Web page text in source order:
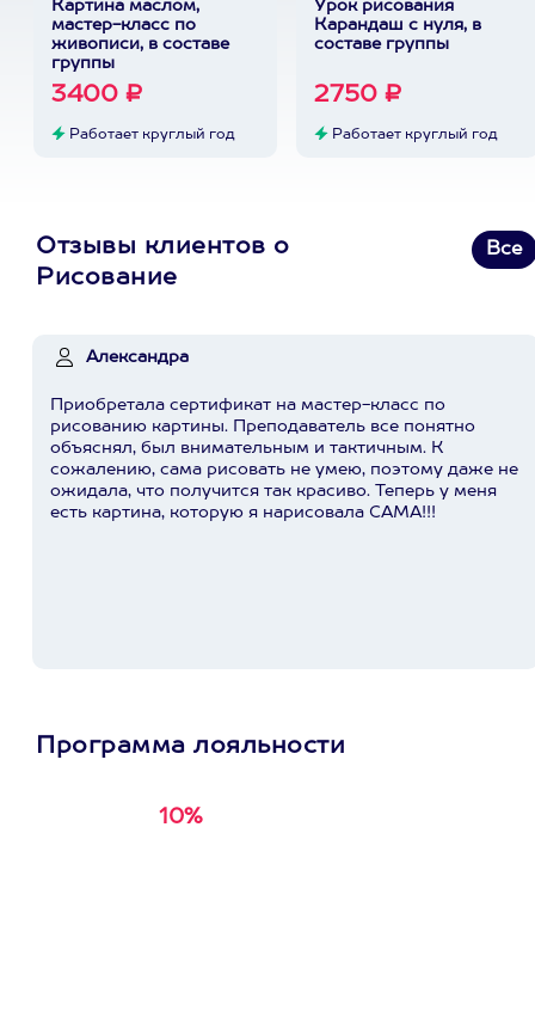
Картина маслом,
мастер-класс по
живописи, в составе
группы
3400 ₽
Работает круглый год
Урок рисования
Карандаш с нуля, в
составе группы
2750 ₽
Работает круглый год
Отзывы клиентов о
Рисование
Все
Александра
Приобретала сертификат на мастер-класс по
рисованию картины. Преподаватель все понятно
объяснял, был внимательным и тактичным. К
сожалению, сама рисовать не умею, поэтому даже не
ожидала, что получится так красиво. Теперь у меня
есть картина, которую я нарисовала САМА!!!
Программа лояльности
10%